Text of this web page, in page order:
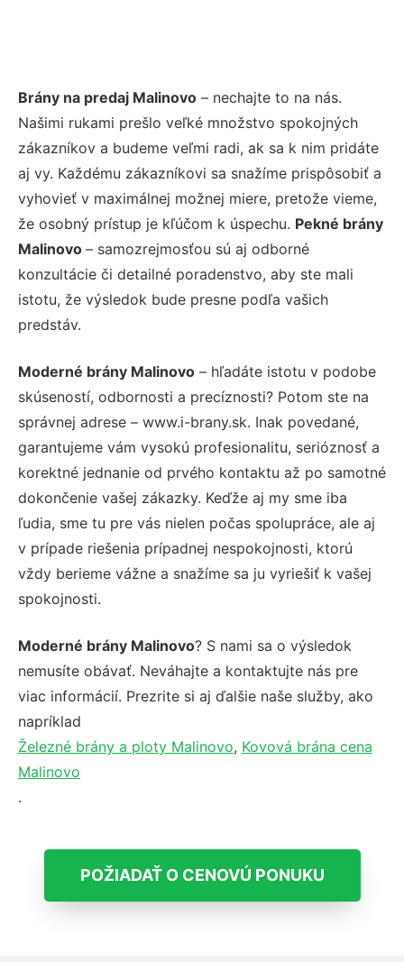
Brány na predaj Malinovo – nechajte to na nás.
Našimi rukami prešlo veľké množstvo spokojných
zákazníkov a budeme veľmi radi, ak sa k nim pridáte
aj vy. Každému zákazníkovi sa snažíme prispôsobiť a
vyhovieť v maximálnej možnej miere, pretože vieme,
že osobný prístup je kľúčom k úspechu. Pekné brány
Malinovo – samozrejmosťou sú aj odborné
konzultácie či detailné poradenstvo, aby ste mali
istotu, že výsledok bude presne podľa vašich
predstáv.
Moderné brány Malinovo – hľadáte istotu v podobe
skúseností, odbornosti a precíznosti? Potom ste na
správnej adrese – www.i-brany.sk. Inak povedané,
garantujeme vám vysokú profesionalitu, serióznosť a
korektné jednanie od prvého kontaktu až po samotné
dokončenie vašej zákazky. Keďže aj my sme iba
ľudia, sme tu pre vás nielen počas spolupráce, ale aj
v prípade riešenia prípadnej nespokojnosti, ktorú
vždy berieme vážne a snažíme sa ju vyriešiť k vašej
spokojnosti.
Moderné brány Malinovo? S nami sa o výsledok
nemusíte obávať. Neváhajte a kontaktujte nás pre
viac informácií. Prezrite si aj ďalšie naše služby, ako
napríklad
Železné brány a ploty Malinovo, Kovová brána cena
Malinovo
.
POŽIADAŤ O CENOVÚ PONUKU